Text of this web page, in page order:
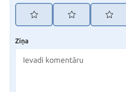
Ziņa